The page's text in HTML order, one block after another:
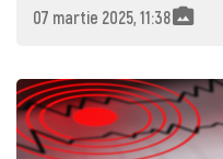
07 martie 2025, 11:38